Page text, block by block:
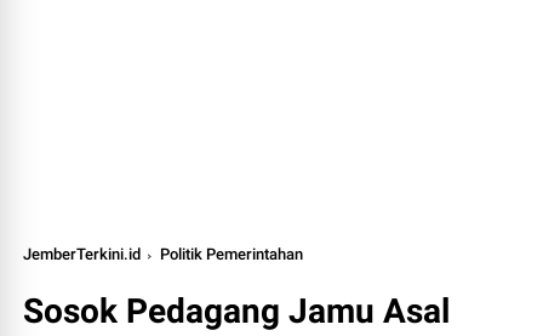
JemberTerkini.id Politik Pemerintahan
Sosok Pedagang Jamu Asal